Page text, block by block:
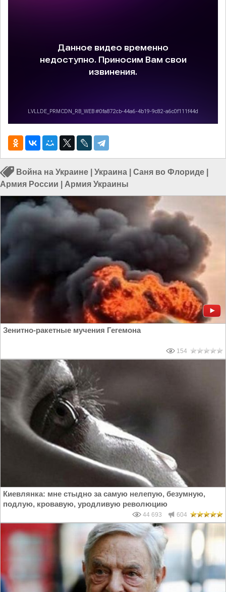
Война на Украине Украина Саня во Флориде
Армия России
Армия Украины
Зенитно-ракетные мучения Гегемона
154
Киевлянка: мне стыдно за самую нелепую, безумную,
подлую, кровавую, уродливую революцию
44 693 604